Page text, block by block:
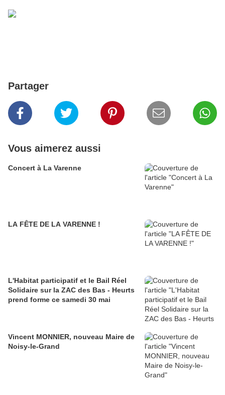
Partager
Vous aimerez aussi
Concert à La Varenne
LA FÊTE DE LA VARENNE !
L'Habitat participatif et le Bail Réel
Solidaire sur la ZAC des Bas - Heurts
prend forme ce samedi 30 mai
Vincent MONNIER, nouveau Maire de
Noisy-le-Grand